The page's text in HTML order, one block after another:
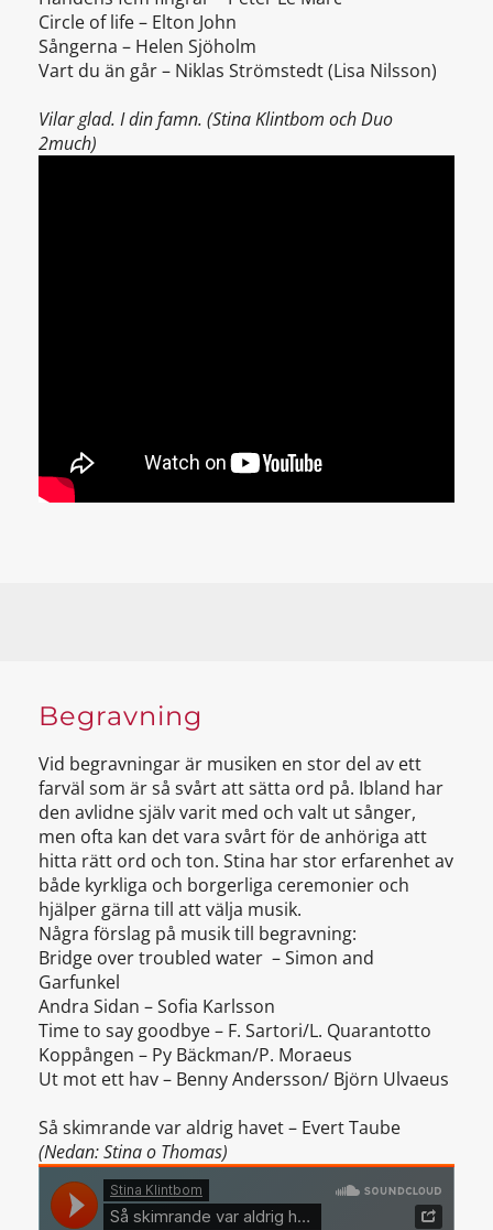
Circle of life – Elton John
Sångerna – Helen Sjöholm
Vart du än går – Niklas Strömstedt (Lisa Nilsson)
Vilar glad. I din famn. (Stina Klintbom och Duo
2much)
Begravning
Vid begravningar är musiken en stor del av ett
farväl som är så svårt att sätta ord på. Ibland har
den avlidne själv varit med och valt ut sånger,
men ofta kan det vara svårt för de anhöriga att
hitta rätt ord och ton. Stina har stor erfarenhet av
både kyrkliga och borgerliga ceremonier och
hjälper gärna till att välja musik.
Några förslag på musik till begravning:
Bridge over troubled water – Simon and
Garfunkel
Andra Sidan – Sofia Karlsson
Time to say goodbye – F. Sartori/L. Quarantotto
Koppången – Py Bäckman/P. Moraeus
Ut mot ett hav – Benny Andersson/ Björn Ulvaeus
Så skimrande var aldrig havet – Evert Taube
(Nedan: Stina o Thomas)